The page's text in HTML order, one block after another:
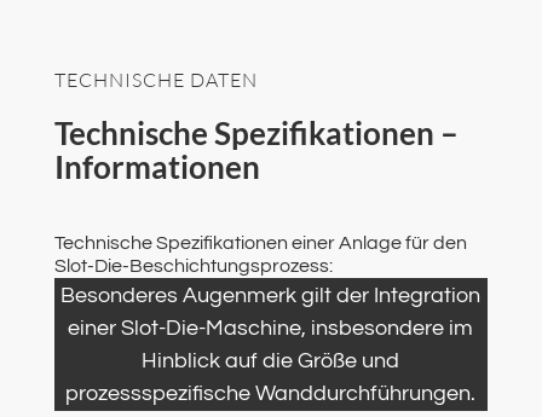
TECHNISCHE DATEN
Technische Spezifikationen –
Informationen
Technische Spezifikationen einer Anlage für den
Slot-Die-Beschichtungsprozess:
Besonderes Augenmerk gilt der Integration
einer Slot-Die-Maschine, insbesondere im
Hinblick auf die Größe und
prozessspezifische Wanddurchführungen.